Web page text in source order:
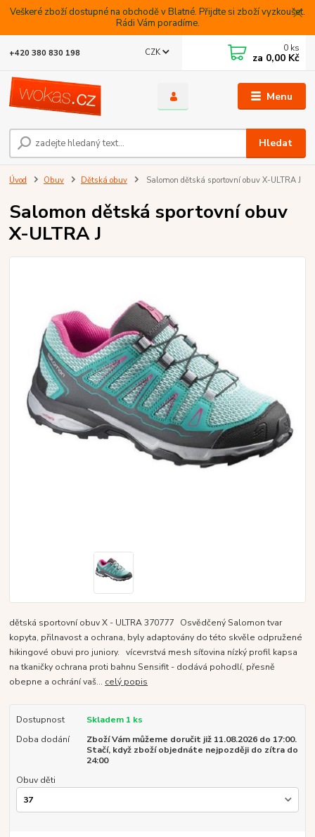
Veškeré zboží dostupné na obchodě v Blatné. Přijdte si zboží vyzkoušet.
Rádi Vám poradíme.
Menu
CZK
Hledat
+420 380 830 198 0 ks
za 0,00 Kč
Úvod Obuv Dětská obuv Salomon dětská sportovní obuv X-ULTRA J
Salomon dětská sportovní obuv
X-ULTRA J
dětská sportovní obuv X - ULTRA 370777 Osvědčený Salomon tvar
kopyta, přilnavost a ochrana, byly adaptovány do této skvěle odpružené
hikingové obuvi pro juniory. vícevrstvá mesh síťovina nízký profil kapsa
na tkaničky ochrana proti bahnu Sensifit - dodává pohodlí, přesně
obepne a ochrání vaš... celý popis
Dostupnost
Skladem 1 ks
Doba dodání
Zboží Vám můžeme doručit již 11.08.2026 do 17:00.
Stačí, když zboží objednáte nejpozději do zítra do
24:00
Obuv děti